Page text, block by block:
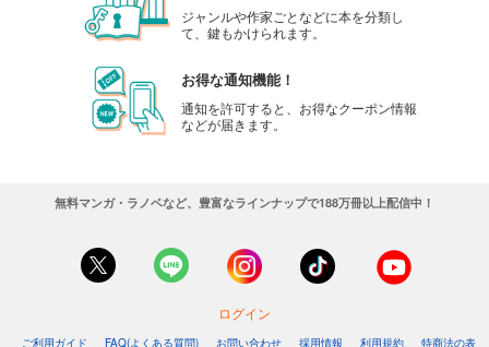
ジャンルや作家ごとなどに本を分類し
て、鍵もかけられます。
お得な通知機能！
通知を許可すると、お得なクーポン情報
などが届きます。
無料マンガ・ラノベなど、豊富なラインナップで188万冊以上配信中！
ログイン
ご利用ガイド FAQ(よくある質問) お問い合わせ 採用情報 利用規約 特商法の表